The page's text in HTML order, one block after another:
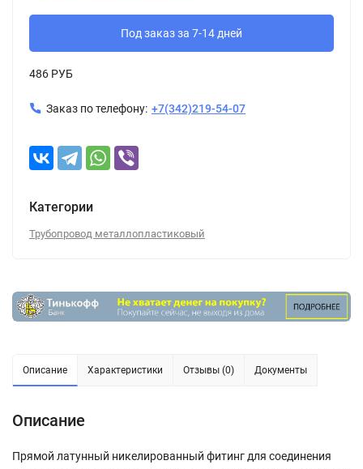
Под заказ за 7-14 дней
486 РУБ
Заказ по телефону: +7(342)219-54-07
Категории
Трубопровод металлопластиковый
Описание Характеристики Отзывы (0) Документы
Описание
Прямой латунный никелированный фитинг для соединения